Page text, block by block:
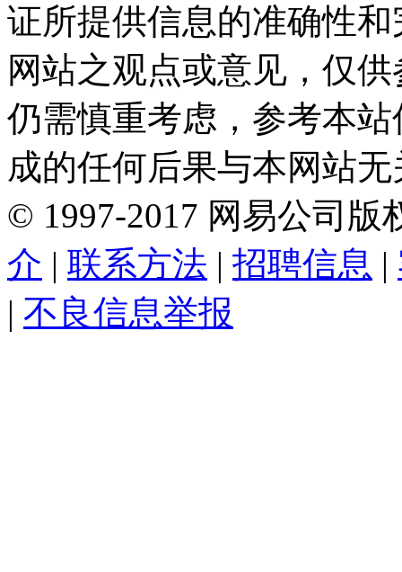
证所提供信息的准确性
网站之观点或意见，仅
仍需慎重考虑，参考本
成的任何后果与本网站
© 1997-2017 网易公司版
介 | 联系方法 | 招聘信息 |
| 不良信息举报